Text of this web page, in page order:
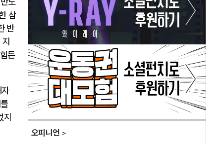
삼
반
든
지
오피니언